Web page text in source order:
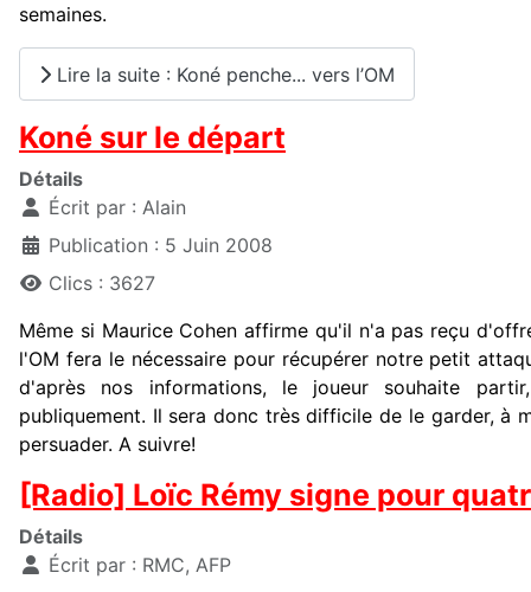
semaines.
Lire la suite : Koné penche... vers l’OM
Koné sur le départ
Détails
Écrit par : Alain
Publication : 5 Juin 2008
Clics : 3627
Même si Maurice Cohen affirme qu'il n'a pas reçu
l'OM fera le nécessaire pour récupérer notre petit
d'après nos informations, le joueur souhaite
publiquement. Il sera donc très difficile de le garder, à
persuader. A suivre!
[Radio] Loïc Rémy signe pour
Détails
Écrit par : RMC, AFP